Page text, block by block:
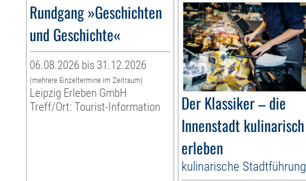
Rundgang »Geschichten
und Geschichte«
06.08.2026 bis 31.12.2026
(mehrere Einzeltermine im Zeitraum)
Leipzig Erleben GmbH
Treff/Ort: Tourist-Information
Der Klassiker – die
Innenstadt kulinarisch
erleben
kulinarische Stadtführung